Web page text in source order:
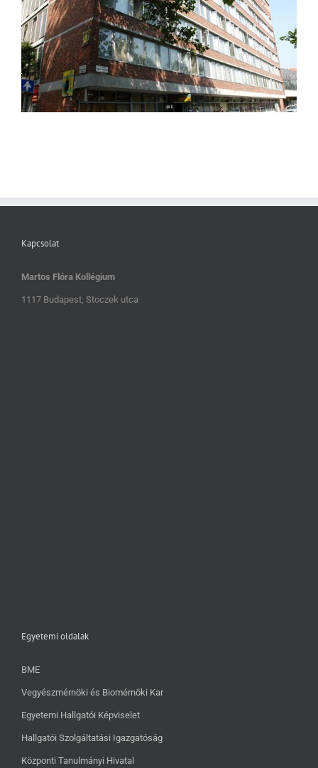
Kapcsolat
Martos Flóra Kollégium
1117 Budapest, Stoczek utca
Egyetemi oldalak
BME
Vegyészmérnöki és Biomérnöki Kar
Egyetemi Hallgatói Képviselet
Hallgatói Szolgáltatási Igazgatóság
Központi Tanulmányi Hivatal